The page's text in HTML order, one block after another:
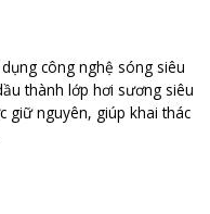
công nghệ sóng siêu
thành lớp hơi sương siêu
giữ nguyên, giúp khai thác